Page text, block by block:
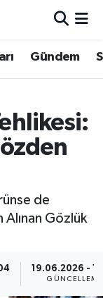
Gündem
de
Gözlük
19.06.2026 -
GÜNCELLEME